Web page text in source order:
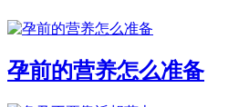
孕前的营养怎么准备